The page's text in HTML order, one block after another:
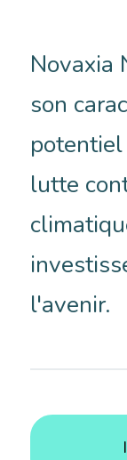
Novaxia
son
lutte
l'avenir.